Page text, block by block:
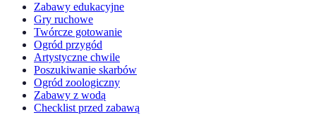
Zabawy edukacyjne
Gry ruchowe
Twórcze gotowanie
Ogród przygód
Artystyczne chwile
Poszukiwanie skarbów
Ogród zoologiczny
Zabawy z wodą
Checklist przed zabawą